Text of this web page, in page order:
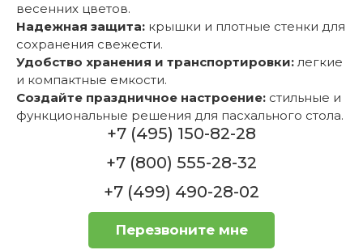
весенних цветов.
Надежная защита: крышки и плотные стенки для
сохранения свежести.
Удобство хранения и транспортировки: легкие
и компактные емкости.
Создайте праздничное настроение: стильные и
функциональные решения для пасхального стола.
+7 (495) 150-82-28
+7 (800) 555-28-32
+7 (499) 490-28-02
Перезвоните мне